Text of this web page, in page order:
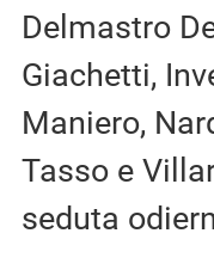
Delmastro
Giachetti,
Maniero,
Tasso e
seduta